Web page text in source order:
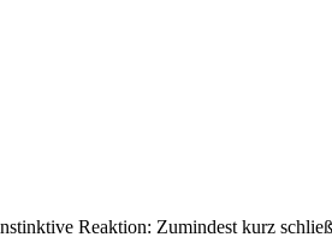
Reaktion: Zumindest kurz